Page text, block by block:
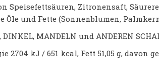
Speisefettsäuren, Zitronensaft,
und Fette (Sonnenblumen,
MANDELN und ANDEREN
2704 kJ / 651 kcal, Fett 51,05 g, davon